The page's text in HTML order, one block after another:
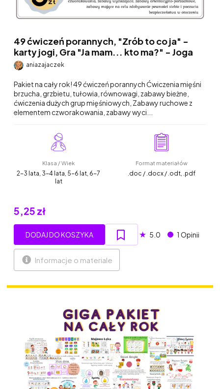
49 ćwiczeń porannych, "Zrób to co ja" -
karty jogi, Gra "Ja mam... kto ma?" - Joga
aniazajaczek
Pakiet na cały rok! 49 ćwiczeń porannych Ćwiczenia mięśni
brzucha, grzbietu, tułowia, równowagi, zabawy bieżne,
ćwiczenia dużych grup mięśniowych, Zabawy ruchowe z
elementem czworakowania, zabawy wyci...
Klasa / Wiek
2-3 lata, 3-4 lata, 5-6 lat, 6-7
lat
Format materiałów
.doc / .docx / .odt, .pdf
5,25 zł
DODAJ DO KOSZYKA ★ 5.0 1 Opinii
Informacje o materiale